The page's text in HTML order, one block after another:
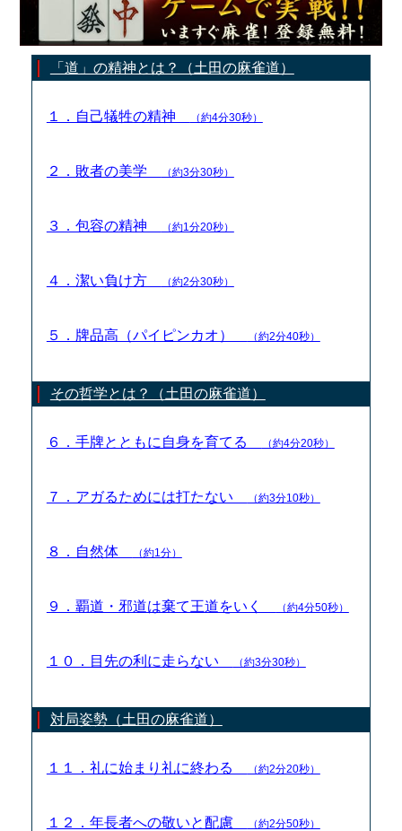
「道」の精神とは？（土田の麻雀道）
１．自己犠牲の精神 （約4分30秒）
２．敗者の美学 （約3分30秒）
３．包容の精神 （約1分20秒）
４．潔い負け方 （約2分30秒）
５．牌品高（パイピンカオ） （約2分40秒）
その哲学とは？（土田の麻雀道）
６．手牌とともに自身を育てる （約4分20秒）
７．アガるためには打たない （約3分10秒）
８．自然体 （約1分）
９．覇道・邪道は棄て王道をいく （約4分50秒）
１０．目先の利に走らない （約3分30秒）
対局姿勢（土田の麻雀道）
１１．礼に始まり礼に終わる （約2分20秒）
１２．年長者への敬いと配慮 （約2分50秒）